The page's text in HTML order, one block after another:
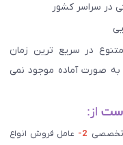
در سراسر کشور
در سریع ترین زمان
به صورت آماده موجود نمی
است از:
تخصصی 2-
عامل فروش انواع